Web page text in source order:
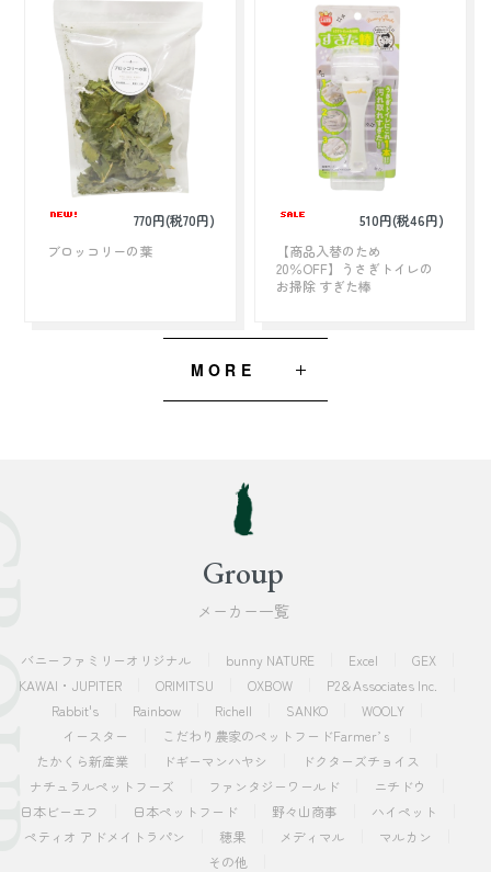
770円(税70円)
ブロッコリーの葉
510円(税46円)
【商品入替のため
20％OFF】うさぎトイレの
お掃除 すぎた棒
MORE
Group
メーカー一覧
バニーファミリーオリジナル bunny NATURE Excel
GEX
KAWAI・JUPITER
ORIMITSU OXBOW
P2＆Associates Inc.
Rabbit's
Rainbow Richell SANKO
WOOLY
イースター
こだわり農家のペットフードFarmer’ｓ
たかくら新産業
ドギーマンハヤシ
ドクターズチョイス
ナチュラルペットフーズ
ファンタジーワールド
ニチドウ
日本ビーエフ
日本ペットフード 野々山商事
ハイペット
ペティオ アドメイトラパン
穂果 メディマル
マルカン
その他